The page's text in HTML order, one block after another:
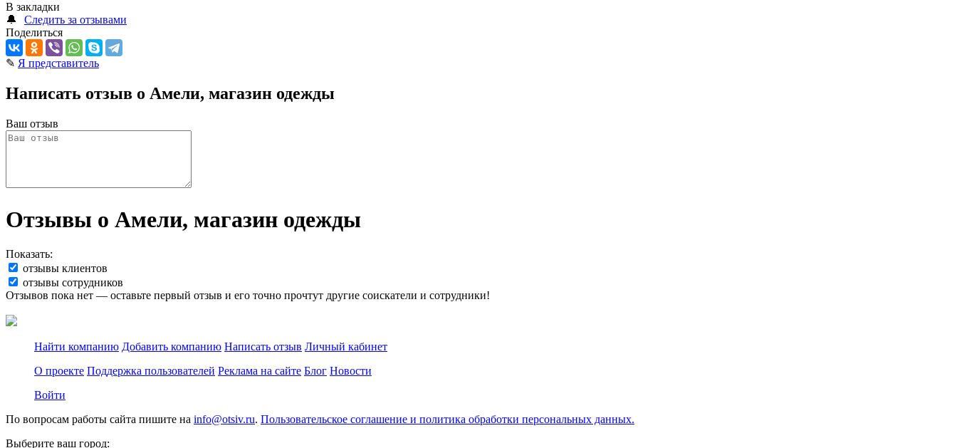
В закладки
🔔
Следить за отзывами
Поделиться
✎ Я представитель
Написать отзыв о Амели, магазин одежды
Ваш отзыв
Отзывы о Амели, магазин одежды
Показать:
отзывы клиентов
отзывы сотрудников
Отзывов пока нет — оставьте первый отзыв и его точно прочтут другие соискатели и сотрудники!
Найти компанию Добавить компанию Написать отзыв Личный кабинет
О проекте Поддержка пользователей Реклама на сайте Блог Новости
Войти
По вопросам работы сайта пишите на info@otsiv.ru. Пользовательское соглашение и политика обработки персональных данных.
Выберите ваш город: